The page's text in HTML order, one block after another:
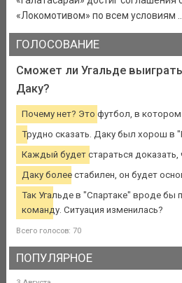
«Локомотивом» по всем условиям ...
ГОЛОСОВАНИЕ
Сможет ли Угальде
Даку?
Почему нет? Это футбол, в
Трудно сказать. Даку был хорош в
Каждый будет стараться доказать,
Даку более стабилен, он будет
Так Угальде в "Спартаке" вроде бы
команду. Ситуация изменилась?
Всего голосов: 70
ПОПУЛЯРНОЕ